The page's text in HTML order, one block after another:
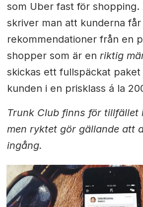
som Uber fast för shopping.
skriver man att kunderna får
rekommendationer från en
shopper som är en riktig
skickas ett fullspäckat
kunden i en prisklass á la
Trunk Club finns för tillfället
men ryktet gör gällande att
ingång.